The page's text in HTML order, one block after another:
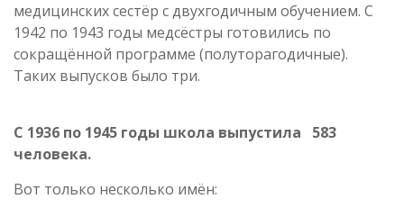
медицинских сестёр с двухгодичным обучением. С
1942 по 1943 годы медсёстры готовились по
сокращённой программе (полуторагодичные).
Таких выпусков было три.
С 1936 по 1945 годы школа выпустила 583
человека.
Вот только несколько имён: